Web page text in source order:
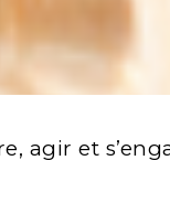
agir et